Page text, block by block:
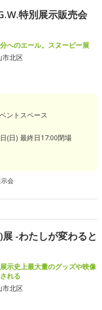
特別展示販売会
へのエール。スヌーピー展
市北区
ントスペース
(日) 最終日17:00閉場
会
-わたしが変わると
示史上最大量のグッズや映像
れる
市北区